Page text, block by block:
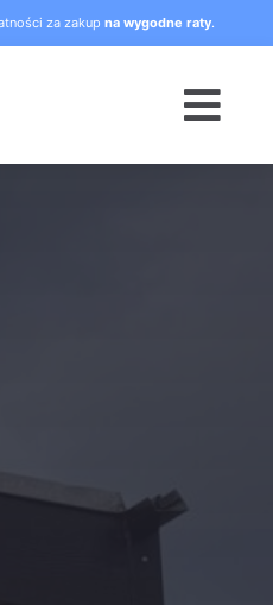
za zakup na wygodne raty.